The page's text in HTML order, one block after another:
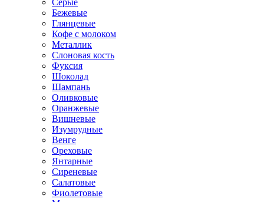
Серые
Бежевые
Глянцевые
Кофе с молоком
Металлик
Слоновая кость
Фуксия
Шоколад
Шампань
Оливковые
Оранжевые
Вишневые
Изумрудные
Венге
Ореховые
Янтарные
Сиреневые
Салатовые
Фиолетовые